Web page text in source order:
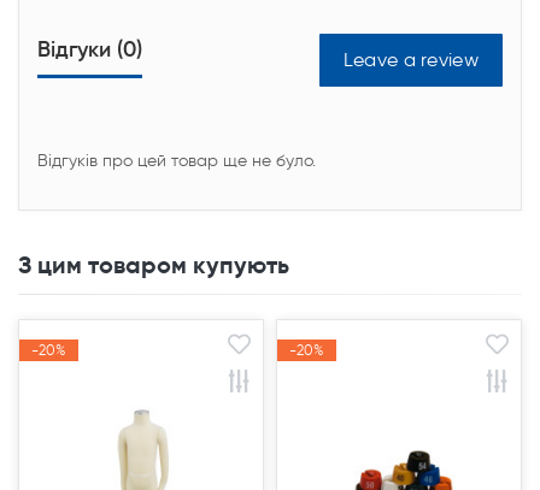
Відгуки (0) Leave a review
Відгуків про цей товар ще не було.
З цим товаром купують
-20%
-20% -20%
-20%